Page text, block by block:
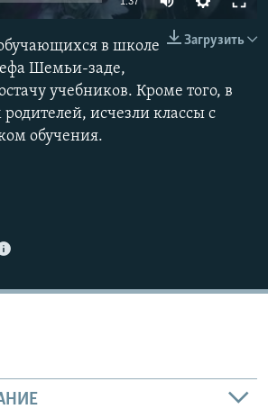
КРЫМА
Загрузить
в школе
Шемьи-заде,
учебников. Кроме того, в
исчезли классы с
обучения.